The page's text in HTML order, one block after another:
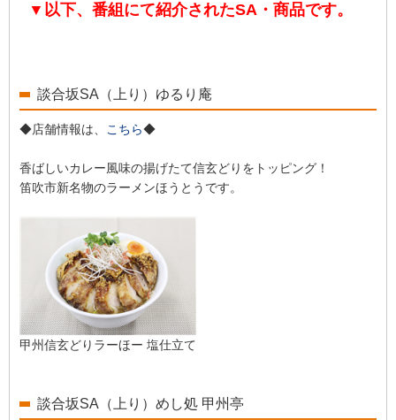
▼以下、番組にて紹介されたSA・商品です。
談合坂SA（上り）ゆるり庵
◆店舗情報は、 こちら◆
香ばしいカレー風味の揚げたて信玄どりをトッピング！
笛吹市新名物のラーメンほうとうです。
甲州信玄どりラーほー 塩仕立て
談合坂SA（上り）めし処 甲州亭